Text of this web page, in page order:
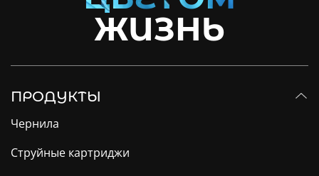
ЖИЗНЬ
ПРОДУКТЫ
Чернила
Струйные картриджи